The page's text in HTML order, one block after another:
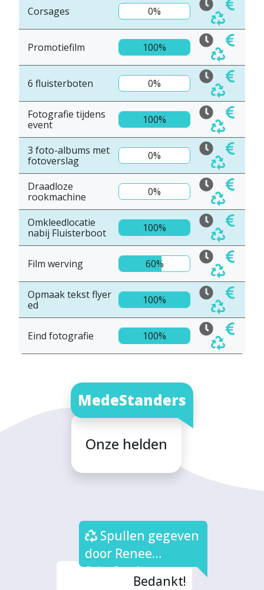
Corsages 0%
Promotiefilm 100%
6 fluisterboten 0%
Fotografie tijdens
event
100%
3 foto-albums met
fotoverslag
0%
Draadloze
rookmachine
0%
Omkleedlocatie
nabij Fluisterboot
100%
Film werving 60%
Opmaak tekst flyer
ed
100%
Eind fotografie 100%
MedeStanders
Onze helden
Spullen gegeven
door Renee
Schefczyk
Bedankt!